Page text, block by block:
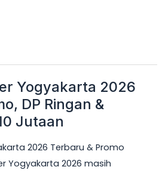
Yogyakarta 2026
DP Ringan &
Jutaan
2026 Terbaru & Promo
Yogyakarta 2026 masih